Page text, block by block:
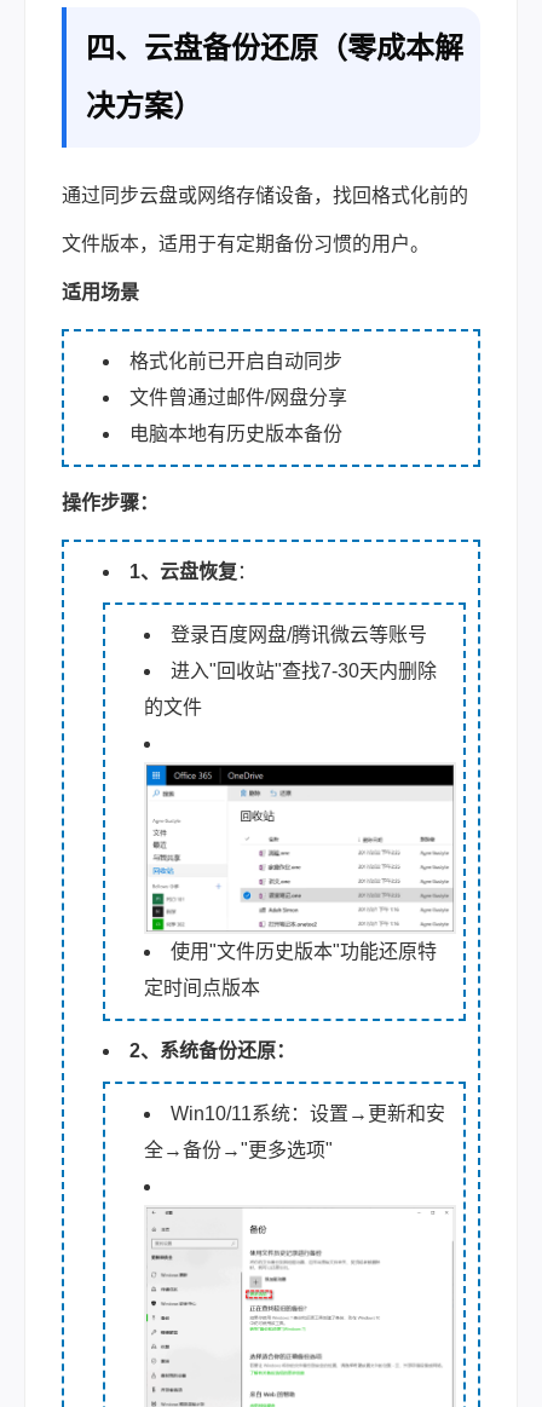
四、云盘备份还原（零成本解
决方案）
通过同步云盘或网络存储设备，找回格式化前的
文件版本，适用于有定期备份习惯的用户。
适用场景
格式化前已开启自动同步
文件曾通过邮件/网盘分享
电脑本地有历史版本备份
操作步骤：
1、云盘恢复 ：
登录百度网盘/腾讯微云等账号
进入"回收站"查找7-30天内删除
的文件
使用"文件历史版本"功能还原特
定时间点版本
2、系统备份还原：
Win10/11系统：设置→更新和安
全→备份→"更多选项"